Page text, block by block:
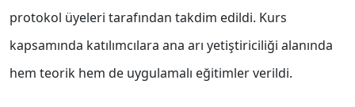
protokol üyeleri tarafından takdim edildi. Kurs
kapsamında katılımcılara ana arı yetiştiriciliği alanında
hem teorik hem de uygulamalı eğitimler verildi.